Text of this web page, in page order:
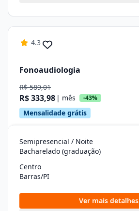
4.3
Fonoaudiologia
R$ 589,01
R$ 333,98 | mês -43%
Mensalidade grátis
Semipresencial / Noite
Bacharelado (graduação)
Centro
Barras/PI
Ver mais detalhes